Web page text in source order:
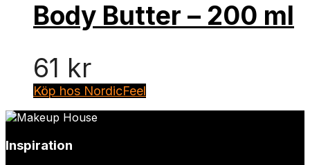
Body Butter – 200 ml
61 kr
Köp hos NordicFeel
Inspiration